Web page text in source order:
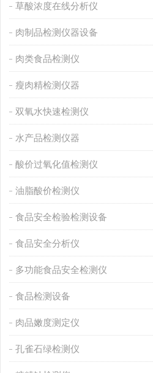
草酸浓度在线分析仪
肉制品检测仪器设备
肉类食品检测仪
瘦肉精检测仪器
双氧水快速检测仪
水产品检测仪器
酸价过氧化值检测仪
油脂酸价检测仪
食品安全检验检测设备
食品安全分析仪
多功能食品安全检测仪
食品检测设备
肉品嫩度测定仪
孔雀石绿检测仪